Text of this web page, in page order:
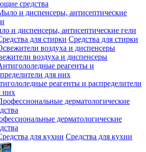
средства
и диспенсеры, антисептические гели
Средства для стирки
воздуха и диспенсеры
реагенты и распределители
них
дерматологические
Средства для кухни